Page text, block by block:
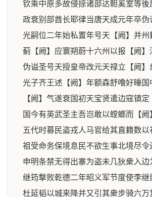
钦乘中原多故侵掠诸部达靼奚室等後
政衰别部酋长耶律当唐天成元年卒伪
光嗣位二年始私置年号天【阙】并州
蓟【阙】应寰朔蔚十六州以报【阙】
伪谥圣号天授皇帝改元天禄立【阙】
光子齐王述【阙】年额森舒噜好睡国
【阙】气遂衰国初天宝贤遣边寇镇
国今有英武圣主吾岂敢以螳螂而【阙
五代时募民盗戎人马官给其直籍数以
祖受命务保境息民不欲生事北境尽令
申明条禁无得出寨为盗未几狄衆入
继筠撃败乾德二年昭义军节度使李继
杜延韬以城来降并又引其衆步骑六万